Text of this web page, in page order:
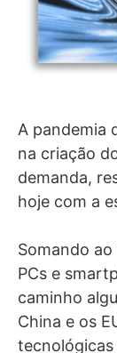
A pandemia
na criação
demanda,
hoje com a
Somando
PCs e
caminho
China e os